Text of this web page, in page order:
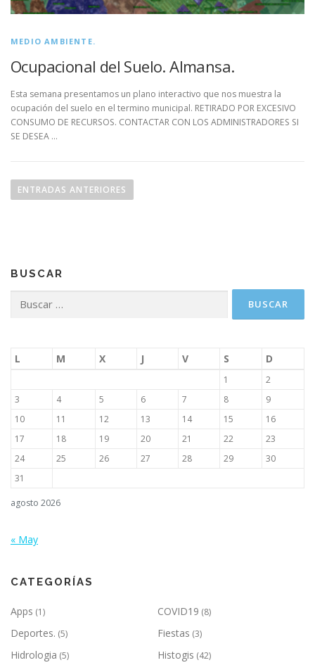
MEDIO AMBIENTE.
Ocupacional del Suelo. Almansa.
Esta semana presentamos un plano interactivo que nos muestra la
ocupación del suelo en el termino municipal. RETIRADO POR EXCESIVO
CONSUMO DE RECURSOS. CONTACTAR CON LOS ADMINISTRADORES SI
SE DESEA …
a
c
d
n
a
d
a
ENTRADAS ANTERIORES
BUSCAR
agosto 2026
L M X J V S D
1
2
3
4 5 6 7 8
9
10
11 12 13 14 15
16
17
18 19 20 21 22
23
24
25 26 27 28 29
30
31
« May
CATEGORÍAS
Apps (1) COVID19 (8)
Deportes. (5) Fiestas (3)
Hidrologia (5) Histogis (42)